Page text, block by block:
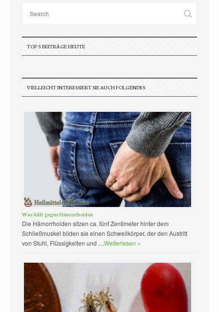
TOP 5 BEITRÄGE HEUTE
VIELLEICHT INTERESSIERT SIE AUCH FOLGENDES
Was hilft gegen Hämorrhoiden
Die Hämorrhoiden sitzen ca. fünf Zentimeter hinter dem
Schließmuskel bilden sie einen Schwellkörper, der den Austritt
von Stuhl, Flüssigkeiten und …Weiterlesen »